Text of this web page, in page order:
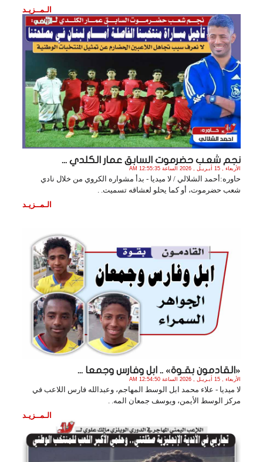
الـمــزيـد
نجم شعـب حضرموت السابق عمار الكلدي ...
الأربعاء , 15 أبـريـل , 2026 الساعة 12:55:35 AM
حاوره:أحمد الشلالي / لا ميديا - بدأ مشواره الكروي من خلال نادي
شعب حضرموت، أو كما يحلو لعشاقه تسميت. .
الـمــزيـد
«القادمون بقـوة» .. ابل وفارس وجمعا ...
الأربعاء , 15 أبـريـل , 2026 الساعة 12:54:50 AM
لا ميديا - علاء محمد ابل الوسط المهاجم، وعبدالله فارس اللاعب في
مركز الوسط الأيمن، ويوسف جمعان المه. .
الـمــزيـد